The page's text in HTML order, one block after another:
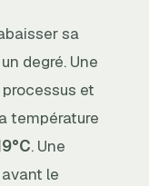
sa
degré. Une
et
température
. Une
le